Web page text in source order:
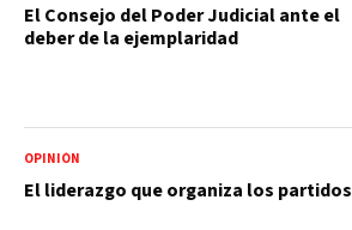
El Consejo del Poder Judicial ante el
deber de la ejemplaridad
OPINIÓN
El liderazgo que organiza los partidos